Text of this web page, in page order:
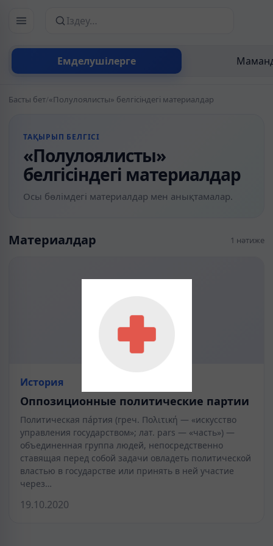
Емделушілерге
Сайттан іздеу
Басты бет/«Полулоялисты» белгісіндегі материалдар
ТАҚЫРЫП БЕЛГІСІ
«Полулоялисты»
белгісіндегі материалдар
Осы бөлімдегі материалдар мен анықтамалар.
Материалдар 1 нәтиже
История
Оппозиционные политические партии
Политическая па́ртия (греч. Πολιτική — «искусство
управления государством»; лат. pars — «часть») —
объединенная группа людей, непосредственно
ставящая перед собой задачи овладеть политической
властью в государстве или принять в ней участие
через…
19.10.2020